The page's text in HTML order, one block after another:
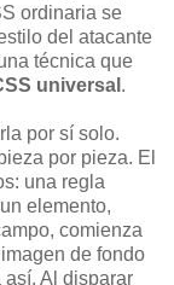
ordinaria se
del atacante
técnica que
universal .
por sí solo.
por pieza. El
una regla
elemento,
comienza
de fondo
Al disparar